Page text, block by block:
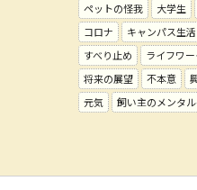
ペットの怪我 大学生
コロナ
キャンパス生活
すべり止め
ライフワー
将来の展望
不本意
元気
飼い主のメンタ